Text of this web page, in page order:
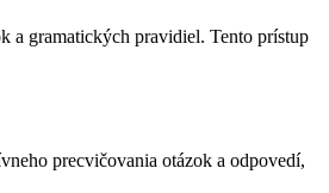
a gramatických pravidiel. Tento prístup
precvičovania otázok a odpovedí,